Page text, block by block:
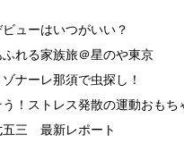
ューはいつがいい？
れる家族旅＠星のや東京
ナーレ那須で虫探し！
！ストレス発散の運動おもちゃ